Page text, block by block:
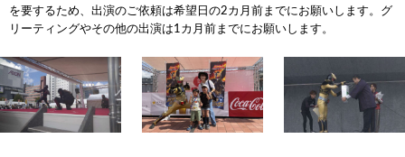
を要するため、出演のご依頼は希望日の2カ月前までにお願いします。グ
リーティングやその他の出演は1カ月前までにお願いします。